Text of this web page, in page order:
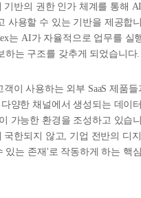
기반의 권한 인가 체계를 통해
사용할 수 있는 기반을 제공합
는 AI가 자율적으로 업무를 실
는 구조를 갖추게 되었습니다.
객이 사용하는 외부 SaaS 제품들
양한 채널에서 생성되는 데이
가능한 환경을 조성하고 있습
한되지 않고, 기업 전반의 디지
있는 존재'로 작동하게 하는 핵